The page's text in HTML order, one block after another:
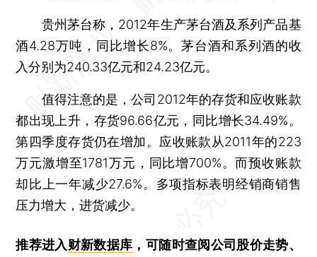
贵州茅台称，2012年生产茅台酒及系列产品基
酒4.28万吨，同比增长8%。茅台酒和系列酒的收
入分别为240.33亿元和24.23亿元。
值得注意的是，公司2012年的存货和应收账款
都出现上升，存货96.66亿元，同比增长34.49%。
第四季度存货仍在增加。应收账款从2011年的223
万元激增至1781万元，同比增700%。而预收账款
却比上一年减少27.6%。多项指标表明经销商销售
压力增大，进货减少。
推荐进入财新数据库 ，可随时查阅公司股价走势、